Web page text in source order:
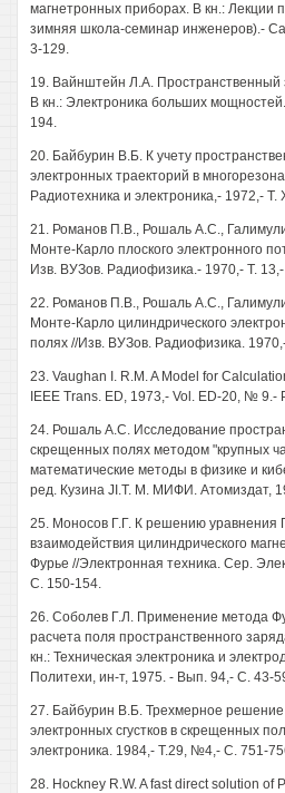
магнетронных приборах. В кн.: Лекции
зимняя школа-семинар инженеров).-
3-129.
19. Вайнштейн Л.А. Пространственный
В кн.: Электроника больших
194.
20. Байбурин В.Б. К учету
электронных траекторий в
Радиотехника и электроника,- 1972,-
21. Романов П.В., Рошаль А.С.,
Монте-Карло плоского электронного
Изв. ВУЗов. Радиофизика.- 1970,- Т.
22. Романов П.В., Рошаль А.С.,
Монте-Карло цилиндрического
полях //Изв. ВУЗов. Радиофизика.
23. Vaughan I. R.M. A Model for
IEEE Trans. ED, 1973,- Vol. ED-20, № 9.-
24. Рошаль А.С. Исследование
скрещенных полях методом "крупных
математические методы в физике и
ред. Кузина JI.T. М. МИФИ. Атомиздат,
25. Моносов Г.Г. К решению уравнения
взаимодействия цилиндрического
Фурье //Электронная техника. Сер.
С. 150-154.
26. Соболев Г.Л. Применение метода
расчета поля пространственного
кн.: Техническая электроника и
Политехи, ин-т, 1975. - Вып. 94,- С. 43-
27. Байбурин В.Б. Трехмерное
электронных сгустков в скрещенных
электроника. 1984,- Т.29, №4,- С. 751-
28. Hockney R.W. A fast direct solution of